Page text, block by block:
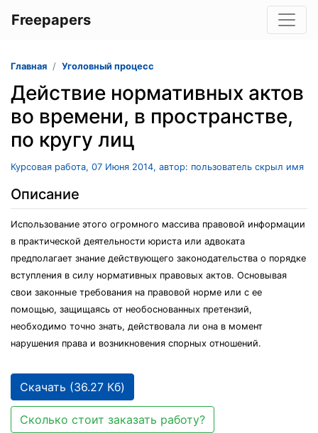
Freepapers
Главная Уголовный процесс
Действие нормативных актов
во времени, в пространстве,
по кругу лиц
Курсовая работа, 07 Июня 2014, автор: пользователь скрыл имя
Описание
Использование этого огромного массива правовой информации
в практической деятельности юриста или адвоката
предполагает знание действующего законодательства о порядке
вступления в силу нормативных правовых актов. Основывая
свои законные требования на правовой норме или с ее
помощью, защищаясь от необоснованных претензий,
необходимо точно знать, действовала ли она в момент
нарушения права и возникновения спорных отношений.
Скачать (36.27 Кб)
Сколько стоит заказать работу?